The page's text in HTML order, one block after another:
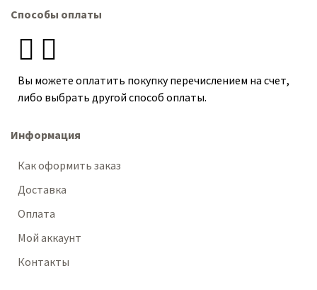
Способы оплаты
Вы можете оплатить покупку перечислением на счет,
либо выбрать другой способ оплаты.
Информация
Как оформить заказ
Доставка
Оплата
Мой аккаунт
Контакты